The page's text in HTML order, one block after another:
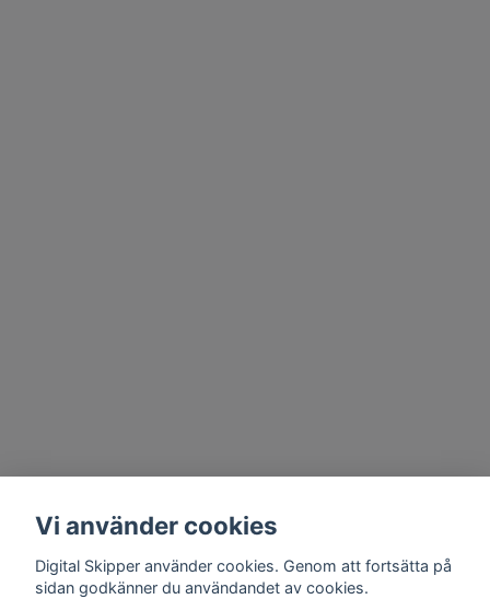
Vi använder cookies
Digital Skipper använder cookies. Genom att fortsätta på
sidan godkänner du användandet av cookies.